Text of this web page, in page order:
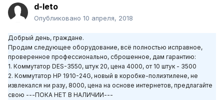
d-leto
Опубликовано 10 апреля, 2018
Добрый день, граждане.
Продам следующее оборудование, всё полностью исправное,
проверенное профессионально, сброшенное, дам гарантию:
1. Коммутатор DES-3550, штук 20, цена 4000, от 10 штук - 3500
2. Коммутатор HP 1910-24G, новый в коробке-полиэтилене, не
извлекался ни разу, 8000, цена на основе интернетов, предлагайте
свою ---ПОКА НЕТ В НАЛИЧИИ---